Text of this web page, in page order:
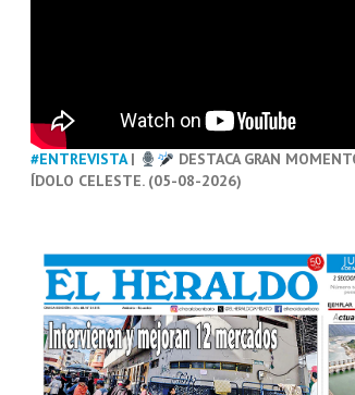
#ENTREVISTA|
DESTACA GRAN
ÍDOLO CELESTE. (05-08-2026)